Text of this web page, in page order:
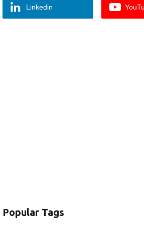
Linkedin
Popular Tags